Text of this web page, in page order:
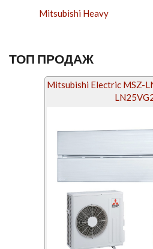
Mitsubishi Heavy
ТОП ПРОДАЖ
Mitsubishi Electric MSZ-